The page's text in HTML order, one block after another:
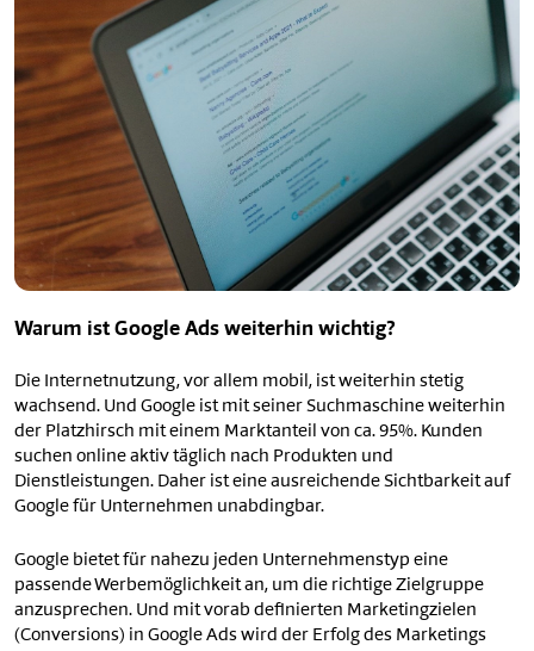
Warum ist Google Ads weiterhin wichtig?
Die Internetnutzung, vor allem mobil, ist weiterhin stetig
wachsend. Und Google ist mit seiner Suchmaschine weiterhin
der Platzhirsch mit einem Marktanteil von ca. 95%. Kunden
suchen online aktiv täglich nach Produkten und
Dienstleistungen. Daher ist eine ausreichende Sichtbarkeit auf
Google für Unternehmen unabdingbar.
Google bietet für nahezu jeden Unternehmenstyp eine
passende Werbemöglichkeit an, um die richtige Zielgruppe
anzusprechen. Und mit vorab definierten Marketingzielen
(Conversions) in Google Ads wird der Erfolg des Marketings